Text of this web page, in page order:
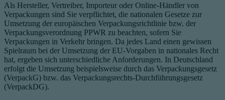
Als Hersteller, Vertreiber, Importeur oder Online-Händler von
Verpackungen sind Sie verpflichtet, die nationalen Gesetze zur
Umsetzung der europäischen Verpackungsrichtlinie bzw. der
Verpackungsverordnung PPWR zu beachten, sofern Sie
Verpackungen in Verkehr bringen. Da jedes Land einen gewissen
Spielraum bei der Umsetzung der EU-Vorgaben in nationales Recht
hat, ergeben sich unterschiedliche Anforderungen. In Deutschland
erfolgt die Umsetzung beispielsweise durch das Verpackungsgesetz
(VerpackG) bzw. das Verpackungsrechts-Durchführungsgesetz
(VerpackDG).